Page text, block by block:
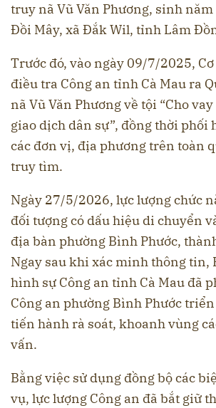
truy nã Vũ Văn Phương, sinh
Đồi Mây, xã Đắk Wil, tỉnh Lâm
Trước đó, vào ngày 09/7/2025,
điều tra Công an tỉnh Cà Mau ra
nã Vũ Văn Phương về tội “Cho
giao dịch dân sự”, đồng thời phối
các đơn vị, địa phương trên toàn
truy tìm.
Ngày 27/5/2026, lực lượng chức
đối tượng có dấu hiệu di chuyển
địa bàn phường Bình Phước,
Ngay sau khi xác minh thông tin,
hình sự Công an tỉnh Cà Mau đã
Công an phường Bình Phước
tiến hành rà soát, khoanh vùng
vấn.
Bằng việc sử dụng đồng bộ các
vụ, lực lượng Công an đã bắt giữ